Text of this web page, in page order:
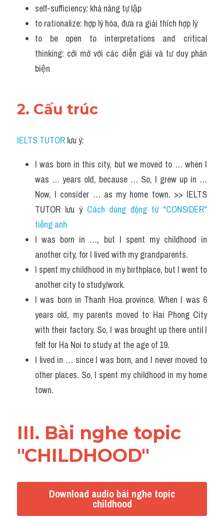
self-sufficiency: khả năng tự lập
to rationalize: hợp lý hóa, đưa ra giải thích hợp lý
to be open to interpretations and critical
thinking: cởi mở với các diễn giải và tư duy phản
biện
2. Cấu trúc
IELTS TUTOR lưu ý:
I was born in this city, but we moved to … when I
was … years old, because … So, I grew up in …
Now, I consider … as my home town. >> IELTS
TUTOR lưu ý Cách dùng động từ "CONSIDER"
tiếng anh
I was born in …, but I spent my childhood in
another city, for I lived with my grandparents.
I spent my childhood in my birthplace, but I went to
another city to study/work.
I was born in Thanh Hoa province. When I was 6
years old, my parents moved to Hai Phong City
with their factory. So, I was brought up there until I
felt for Ha Noi to study at the age of 19.
I lived in … since I was born, and I never moved to
other places. So, I spent my childhood in my home
town.
III. Bài nghe topic
"CHILDHOOD"
Download audio bài nghe topic
childhood